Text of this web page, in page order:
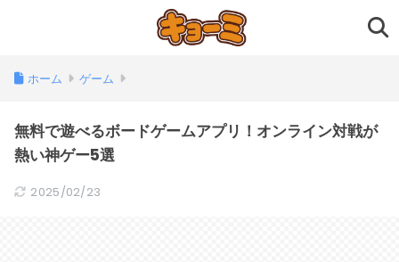
ホーム ゲーム
無料で遊べるボードゲームアプリ！オンライン対戦が
熱い神ゲー5選
2025/02/23